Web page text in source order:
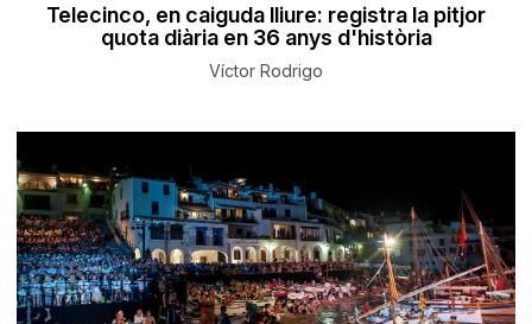
Telecinco, en caiguda lliure: registra la pitjor
quota diària en 36 anys d'història
Víctor Rodrigo